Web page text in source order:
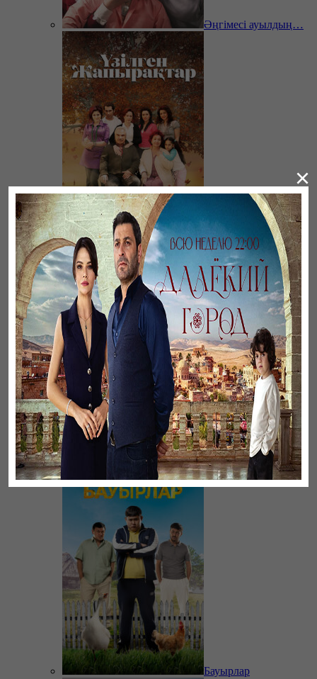
Әңгімесі ауылдың…
Үзілген жапырақтар
Үнсіз жүрек
Бауырлар
×